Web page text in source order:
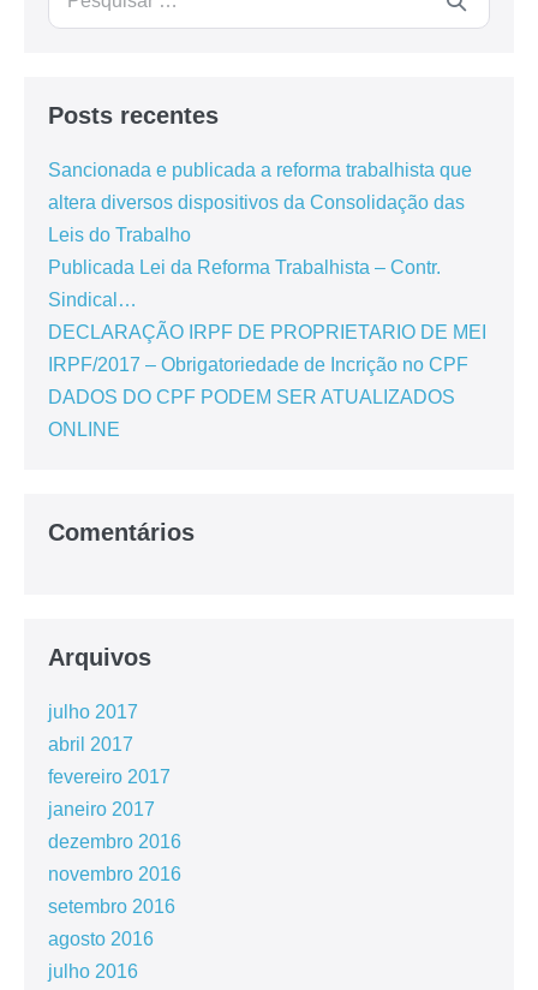
Posts recentes
Sancionada e publicada a reforma trabalhista que
altera diversos dispositivos da Consolidação das
Leis do Trabalho
Publicada Lei da Reforma Trabalhista – Contr.
Sindical…
DECLARAÇÃO IRPF DE PROPRIETARIO DE MEI
IRPF/2017 – Obrigatoriedade de Incrição no CPF
DADOS DO CPF PODEM SER ATUALIZADOS
ONLINE
Comentários
Arquivos
julho 2017
abril 2017
fevereiro 2017
janeiro 2017
dezembro 2016
novembro 2016
setembro 2016
agosto 2016
julho 2016